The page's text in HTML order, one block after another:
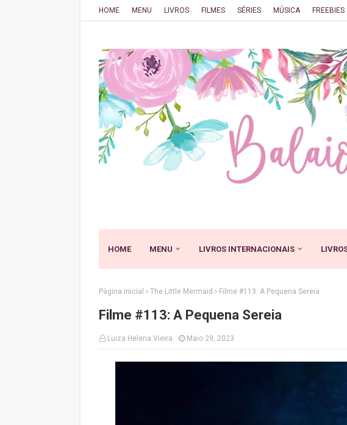
HOME MENU LIVROS FILMES SÉRIES MÚSICA FREEBIES
HOME MENU LIVROS INTERNACIONAIS
Página inicial The Little Mermaid Filme #113: A Pequena Sereia
Filme #113: A Pequena Sereia
Luiza Helena Vieira Maio 29, 2023